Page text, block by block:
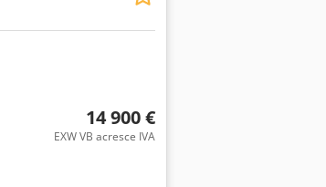
14 900 €
EXW VB acresce IVA